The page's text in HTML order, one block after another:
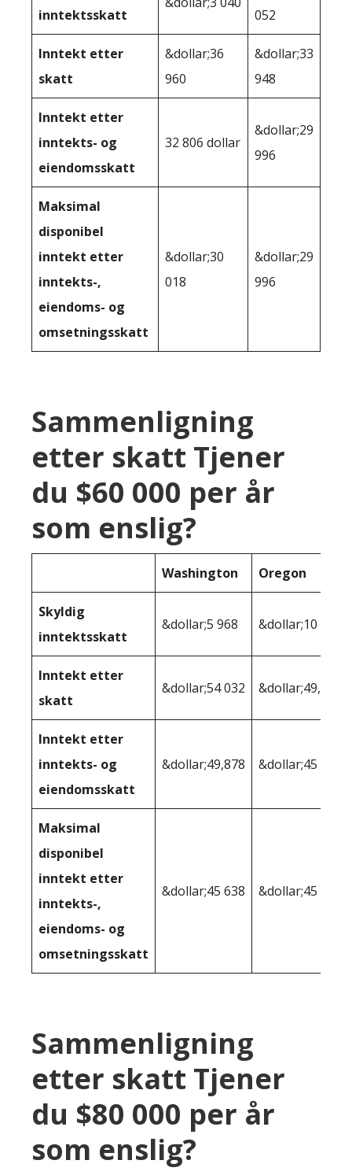
inntektsskatt
052
Inntekt etter
skatt
&dollar;36
960
&dollar;33
948
Inntekt etter
inntekts- og
eiendomsskatt
32 806 dollar
&dollar;29
996
Maksimal
disponibel
inntekt etter
inntekts-,
eiendoms- og
omsetningsskatt
&dollar;30
018
&dollar;29
996
Sammenligning
etter skatt Tjener
du $60 000 per år
som enslig?
Washington Oregon
Skyldig
inntektsskatt
&dollar;5 968 &dollar;10 730
Inntekt etter
skatt
&dollar;54 032 &dollar;49,270
Inntekt etter
inntekts- og
eiendomsskatt
&dollar;49,878 &dollar;45 318
Maksimal
disponibel
inntekt etter
inntekts-,
eiendoms- og
omsetningsskatt
&dollar;45 638 &dollar;45 318
Sammenligning
etter skatt Tjener
du $80 000 per år
som enslig?